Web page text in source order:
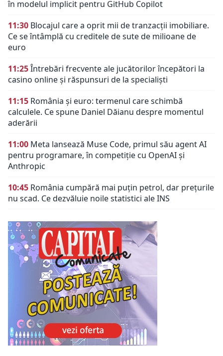
în modelul implicit pentru GitHub Copilot
11:30 Blocajul care a oprit mii de tranzacții imobiliare.
Ce se întâmplă cu creditele de sute de milioane de
euro
11:25Întrebări frecvente ale jucătorilor începători la
casino online și răspunsuri de la specialiști
11:15 România și euro: termenul care schimbă
calculele. Ce spune Daniel Dăianu despre momentul
aderării
11:00 Meta lansează Muse Code, primul său agent AI
pentru programare, în competiție cu OpenAI și
Anthropic
10:45 România cumpără mai puțin petrol, dar prețurile
nu scad. Ce dezvăluie noile statistici ale INS